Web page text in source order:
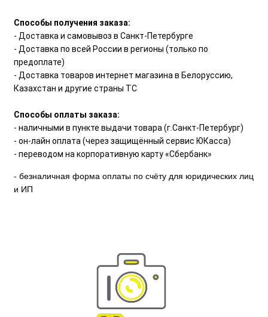
Способы получения заказа:
- Доставка и самовывоз в Санкт-Петербурге
- Доставка по всей России в регионы (только по
предоплате)
- Доставка товаров интернет магазина в Белоруссию,
Казахстан и другие страны ТС
Способы оплаты заказа:
- наличными в пункте выдачи товара (г.Санкт-Петербург)
- он-лайн оплата (через защищённый сервис ЮКасса)
- переводом на корпоративную карту «Сбербанк»
- безналичная форма оплаты по счёту для юридических лиц
и ИП